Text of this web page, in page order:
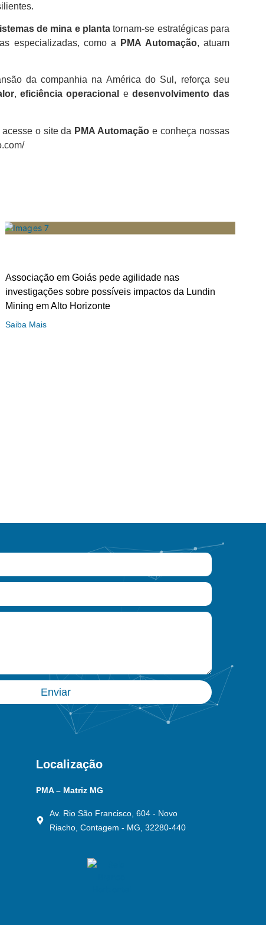
de mina e plantatornam-se estratégicas para
especializadas, como a
PMA Automação, atuam
da companhia na América do Sul, reforça seu
,eficiência operacional e desenvolvimento das
o site da PMA Automação e conheça nossas
Associação em Goiás pede agilidade nas
investigações sobre possíveis impactos da Lundin
Mining em Alto Horizonte
Saiba Mais
Enviar
Localização
PMA – Matriz MG
Av. Rio São Francisco, 604 - Novo
Riacho, Contagem - MG, 32280-440